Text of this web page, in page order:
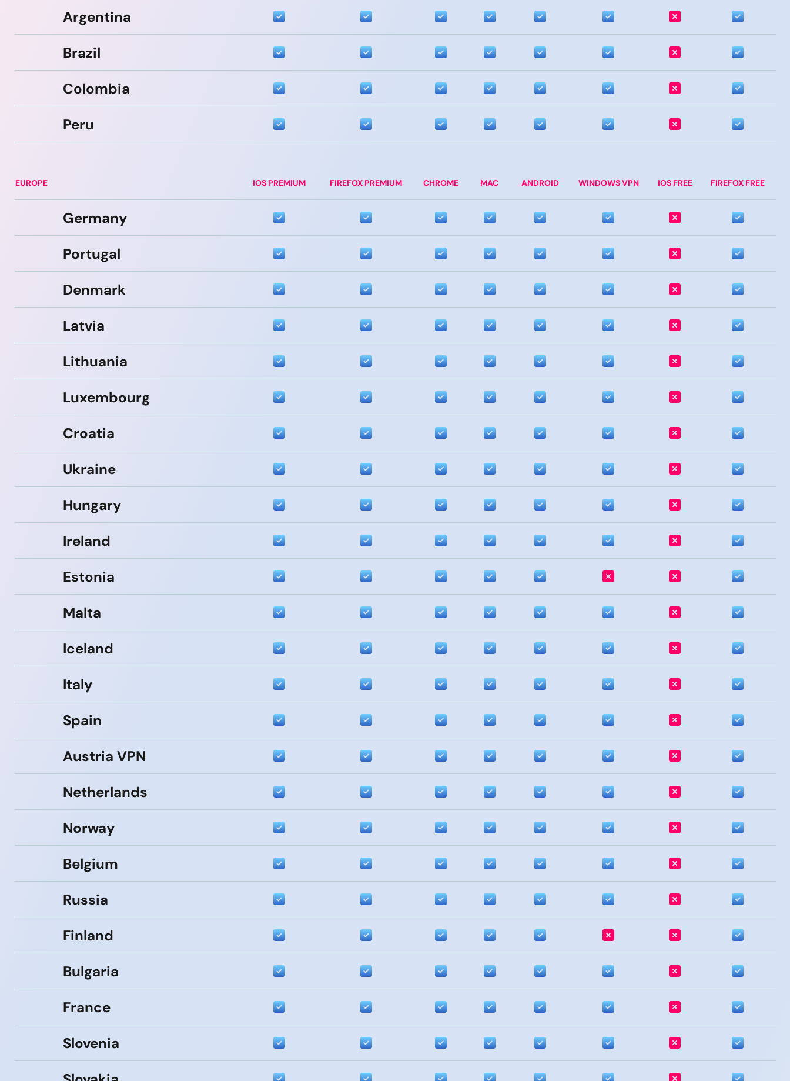
Argentina
Brazil
Colombia
Peru
EUROPE IOS PREMIUM FIREFOX PREMIUM CHROME MAC ANDROID WINDOWS VPN IOS FREE FIREFOX FREE
Germany
Portugal
Denmark
Latvia
Lithuania
Luxembourg
Croatia
Ukraine
Hungary
Ireland
Estonia
Malta
Iceland
Italy
Spain
Austria VPN
Netherlands
Norway
Belgium
Russia
Finland
Bulgaria
France
Slovenia